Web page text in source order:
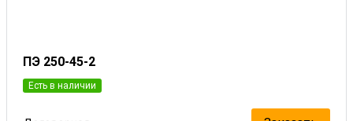
ПЭ 250-45-2
Есть в наличии